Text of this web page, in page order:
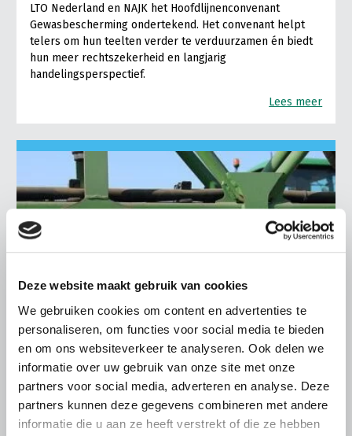
Deze website maakt gebruik van cookies
We gebruiken cookies om content en advertenties te
personaliseren, om functies voor social media te bieden
en om ons websiteverkeer te analyseren. Ook delen we
informatie over uw gebruik van onze site met onze
partners voor social media, adverteren en analyse. Deze
partners kunnen deze gegevens combineren met andere
informatie die u aan ze heeft verstrekt of die ze hebben
LTO Nederland en NAJK het Hoofdlijnenconvenant
Gewasbescherming ondertekend. Het convenant helpt
telers om hun teelten verder te verduurzamen én biedt
hun meer rechtszekerheid en langjarig
handelingsperspectief.
Lees meer
LTO LOBBY
7 JULI 2026